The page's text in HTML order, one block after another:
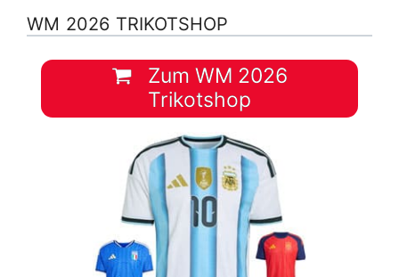
WM 2026 TRIKOTSHOP
Zum WM 2026
Trikotshop